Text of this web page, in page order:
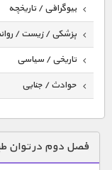
بیوگرافی / تاریخچه
پزشکی / زیست /
تاریخی / سیاسی
حوادث / جنایی
دنیای خوراکی ها
زمین شناسی /
فصل دوم در توان